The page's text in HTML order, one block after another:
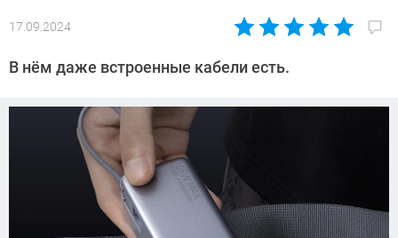
17.09.2024
Автор:
Довлатова
В нём даже встроенные кабели есть.